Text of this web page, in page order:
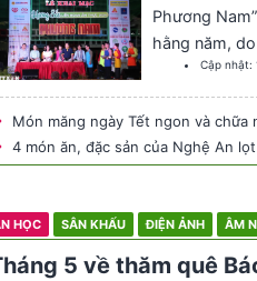
Phương
hằng năm,
lịch Phú Thọ
phối hợp
chức, tại
11,…
Cập nhật:
Món măng ngày Tết ngon và chữa
4 món ăn, đặc sản của Nghệ An lọt top 100 món ăn
HỌC SÂN KHẤU ĐIỆN ẢNH ÂM
5 về thăm quê